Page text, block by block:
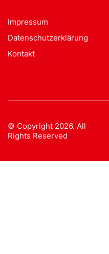
Impressum
Datenschutzerklärung
Kontakt
© Copyright 2026. All
Rights Reserved